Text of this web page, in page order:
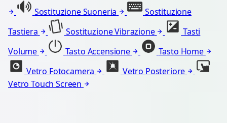
Sostituzione Suoneria
Sostituzione
Tastiera
Sostituzione Vibrazione
Tasti
Volume
Tasto Accensione
Tasto Home
Vetro Fotocamera
Vetro Posteriore
Vetro Touch Screen